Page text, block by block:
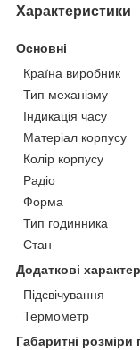
Характеристики
Основні
Країна виробник
Тип механізму
Індикація часу
Матеріал корпусу
Колір корпусу
Радіо
Форма
Тип годинника
Стан
Додаткові
Підсвічування
Термометр
Габаритні розміри